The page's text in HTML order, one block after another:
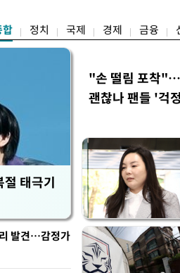
합 정치 국제 경제 금융
태극기
"손 떨림 포착
괜찮나 팬들 '걱
발견…감정가